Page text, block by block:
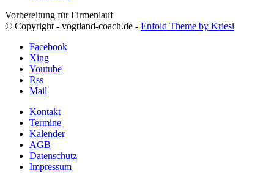
Vorbereitung für Firmenlauf
© Copyright - vogtland-coach.de - Enfold Theme by Kriesi
Facebook
Xing
Youtube
Rss
Mail
Kontakt
Termine
Kalender
AGB
Datenschutz
Impressum